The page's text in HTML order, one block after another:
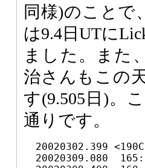
同様)のことで
は9.4日UTに
ました。また
治さんもこの
す(9.505日)。
通りです。
20020302.399
20020309.080